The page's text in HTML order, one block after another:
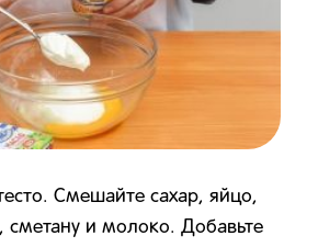
Смешайте сахар, яйцо,
сметану и молоко. Добавьте